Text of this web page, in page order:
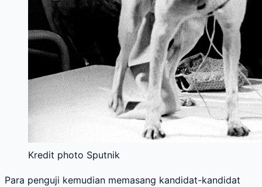
Kredit photo Sputnik
Para penguji kemudian memasang kandidat-kandidat